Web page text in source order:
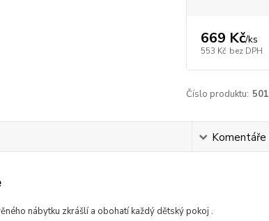
669 Kč/ks
553 Kč bez DPH
Číslo produktu: 501
Komentáře
nábytku zkrášlí a obohatí každý dětský pokoj .